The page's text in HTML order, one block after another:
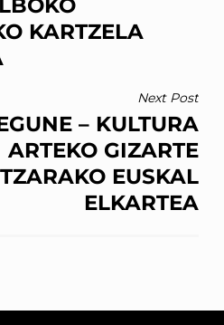
KARTZELA
Next Post
– KULTURA
ARTEKO GIZARTE
EUSKAL
ELKARTEA